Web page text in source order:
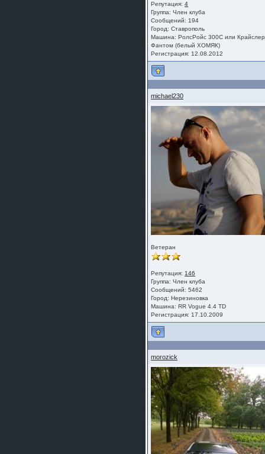
Репутация:4
Группа:Член клуба
Сообщений: 194
Город: Ставрополь
Машина: РолсРойс 300С или Крайслер
Фантом (белый ХОМЯК)
Регистрация: 12.08.2012
michael230
Ветеран
Репутация: 146
Группа:Член клуба
Сообщений: 5462
Город: Нерезиновка
Машина: RR Vogue 4.4 TD
Регистрация: 17.10.2009
morozick